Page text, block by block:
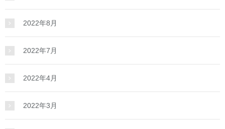
2022年8月
2022年7月
2022年4月
2022年3月